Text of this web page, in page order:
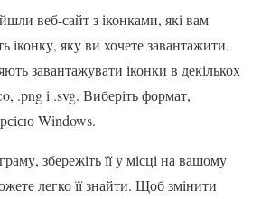
веб-сайт з іконками, які вам
іконку, яку ви хочете завантажити.
завантажувати іконки в декількох
.png і .svg. Виберіть формат,
Windows.
збережіть її у місці на вашому
легко її знайти. Щоб змінити